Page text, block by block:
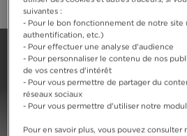
Je tente ma
Home Connectez-vous
suivantes :
- Pour le bon fonctionnement de notre site
authentification, etc.)
- Pour effectuer une analyse d'audience
- Pour personnaliser le contenu de nos
de vos centres d'intérêt
- Pour vous permettre de partager du
réseaux sociaux
- Pour vous permettre d'utiliser notre
Pour en savoir plus, vous pouvez consulter